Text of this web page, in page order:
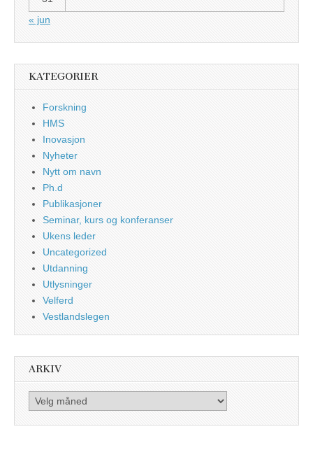
« jun
KATEGORIER
Forskning
HMS
Inovasjon
Nyheter
Nytt om navn
Ph.d
Publikasjoner
Seminar, kurs og konferanser
Ukens leder
Uncategorized
Utdanning
Utlysninger
Velferd
Vestlandslegen
ARKIV
Arkiv